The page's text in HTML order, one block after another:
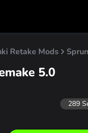
Retake Mods
5.0
289